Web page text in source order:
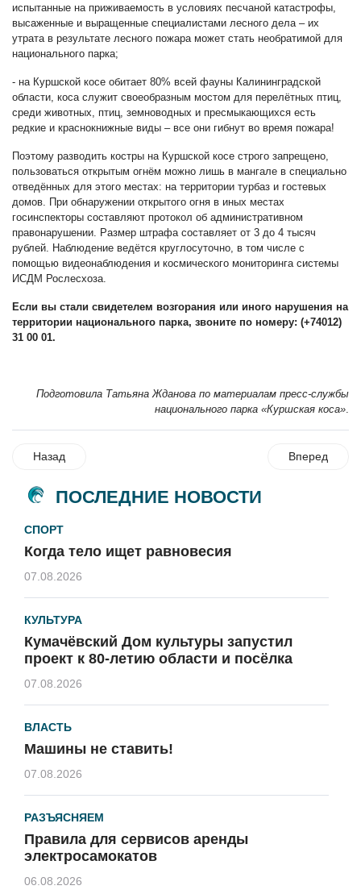
испытанные на приживаемость в условиях песчаной катастрофы,
высаженные и выращенные специалистами лесного дела – их
утрата в результате лесного пожара может стать необратимой для
национального парка;
- на Куршской косе обитает 80% всей фауны Калининградской
области, коса служит своеобразным мостом для перелётных птиц,
среди животных, птиц, земноводных и пресмыкающихся есть
редкие и краснокнижные виды – все они гибнут во время пожара!
Поэтому разводить костры на Куршской косе строго запрещено,
пользоваться открытым огнём можно лишь в мангале в специально
отведённых для этого местах: на территории турбаз и гостевых
домов. При обнаружении открытого огня в иных местах
госинспекторы составляют протокол об административном
правонарушении. Размер штрафа составляет от 3 до 4 тысяч
рублей. Наблюдение ведётся круглосуточно, в том числе с
помощью видеонаблюдения и космического мониторинга системы
ИСДМ Рослесхоза.
Если вы стали свидетелем возгорания или иного нарушения на
территории национального парка, звоните по номеру: (+74012)
31 00 01.
Подготовила Татьяна Жданова по материалам пресс-службы
национального парка «Куршская коса».
Назад Вперед
ПОСЛЕДНИЕ НОВОСТИ
СПОРТ
Когда тело ищет равновесия
07.08.2026
КУЛЬТУРА
Кумачёвский Дом культуры запустил
проект к 80-летию области и посёлка
07.08.2026
ВЛАСТЬ
Машины не ставить!
07.08.2026
РАЗЪЯСНЯЕМ
Правила для сервисов аренды
электросамокатов
06.08.2026